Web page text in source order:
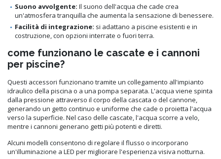
Suono avvolgente: Il suono dell'acqua che cade crea
un'atmosfera tranquilla che aumenta la sensazione di benessere.
Facilità di integrazione: si adattano a piscine esistenti e in
costruzione, con opzioni interrate o fuori terra.
come funzionano le cascate e i cannoni
per piscine?
Questi accessori funzionano tramite un collegamento all'impianto
idraulico della piscina o a una pompa separata. L'acqua viene spinta
dalla pressione attraverso il corpo della cascata o del cannone,
generando un getto continuo e uniforme che cade o proietta l'acqua
verso la superficie. Nel caso delle cascate, l'acqua scorre a velo,
mentre i cannoni generano getti più potenti e diretti.
Alcuni modelli consentono di regolare il flusso o incorporano
un'illuminazione a LED per migliorare l'esperienza visiva notturna.